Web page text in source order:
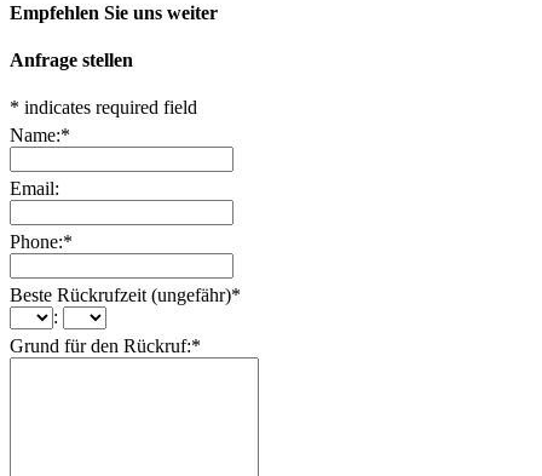
Empfehlen Sie uns weiter
Anfrage stellen
* indicates required field
Name:*
Email:
Phone:*
Beste Rückrufzeit (ungefähr)*
:
Grund für den Rückruf:*